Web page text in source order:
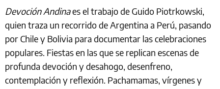
Devoción Andinaes el trabajo de Guido Piotrkowski,
quien traza un recorrido de Argentina a Perú, pasando
por Chile y Bolivia para documentar las celebraciones
populares. Fiestas en las que se replican escenas de
profunda devoción y desahogo, desenfreno,
contemplación y reflexión. Pachamamas, vírgenes y